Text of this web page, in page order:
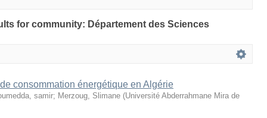
for community: Département des Sciences
consommation énergétique en Algérie
samir; Merzoug, Slimane (Université Abderrahmane Mira de